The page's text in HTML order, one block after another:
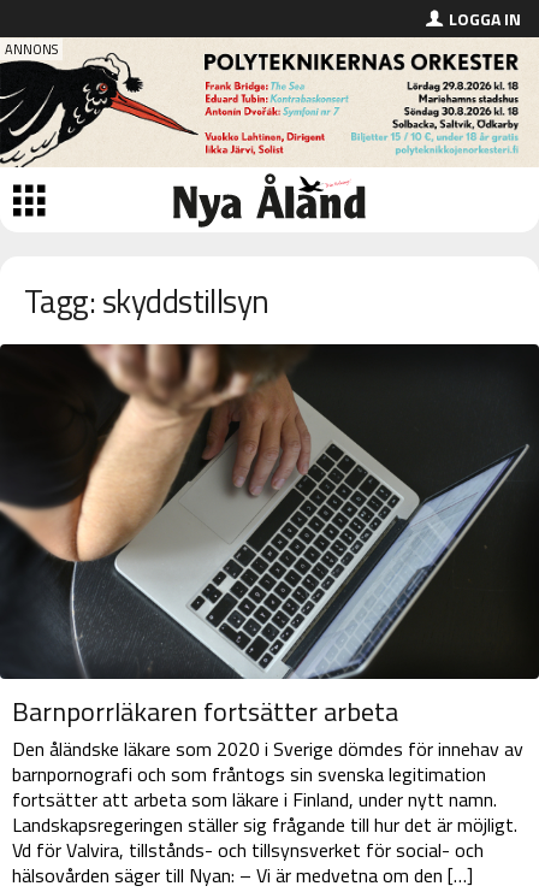
LOGGA IN
Tagg: skyddstillsyn
Barnporrläkaren fortsätter arbeta
Den åländske läkare som 2020 i Sverige dömdes för innehav av
barnpornografi och som fråntogs sin svenska legitimation
fortsätter att arbeta som läkare i Finland, under nytt namn.
Landskapsregeringen ställer sig frågande till hur det är möjligt.
Vd för Valvira, tillstånds- och tillsynsverket för social- och
hälsovården säger till Nyan: – Vi är medvetna om den […]